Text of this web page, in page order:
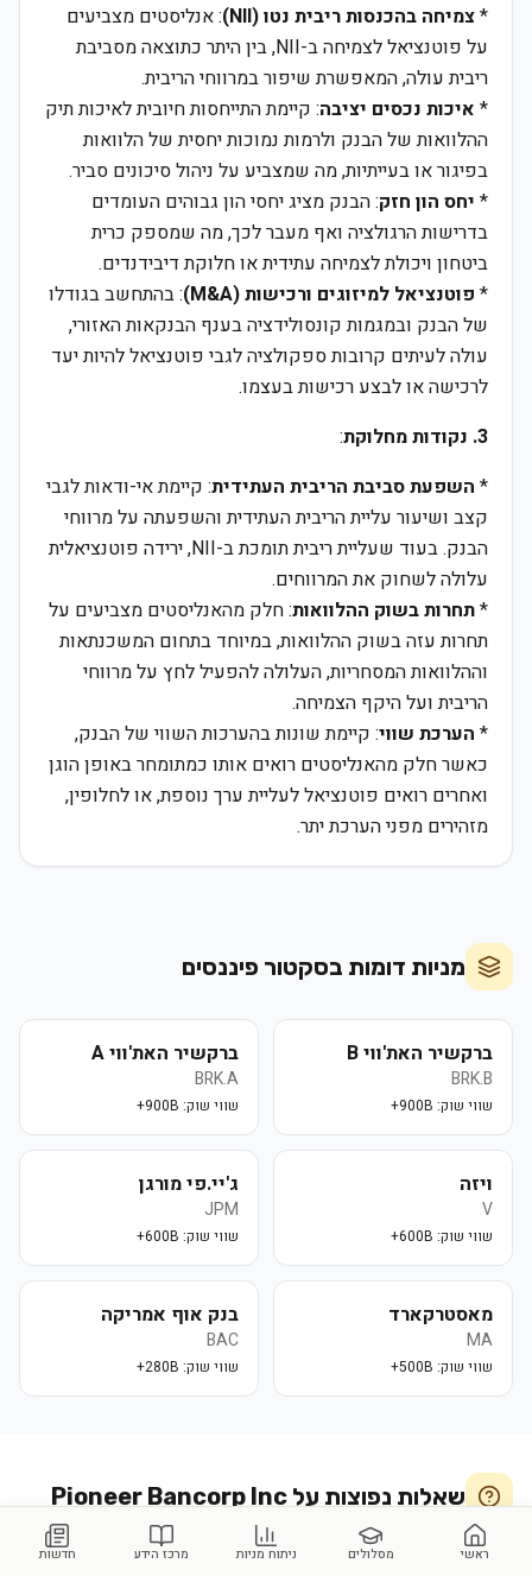
*צמיחה בהכנסות ריבית נטו (NII)
: אנליסטים מצביעים
על פוטנציאל לצמיחה ב-NII, בין היתר כתוצאה מסביבת
ריבית עולה, המאפשרת שיפור במרווחי הריבית.
* איכות נכסים יציבה: קיימת התייחסות חיובית לאיכות תיק
ההלוואות של הבנק ולרמות נמוכות יחסית של הלוואות
בפיגור או בעייתיות, מה שמצביע על ניהול סיכונים סביר.
* יחס הון חזק: הבנק מציג יחסי הון גבוהים העומדים
בדרישות הרגולציה ואף מעבר לכך, מה שמספק כרית
ביטחון ויכולת לצמיחה עתידית או חלוקת דיבידנדים.
* פוטנציאל למיזוגים ורכישות (M&A)
: בהתחשב בגודלו
של הבנק ובמגמות קונסולידציה בענף הבנקאות האזורי,
עולה לעיתים קרובות ספקולציה לגבי פוטנציאל להיות יעד
לרכישה או לבצע רכישות בעצמו.
3. נקודות מחלוקת
:
* השפעת סביבת הריבית העתידית: קיימת אי-ודאות לגבי
קצב ושיעור עליית הריבית העתידית והשפעתה על מרווחי
הבנק. בעוד שעליית ריבית תומכת ב-NII, ירידה פוטנציאלית
עלולה לשחוק את המרווחים.
*תחרות בשוק ההלוואות: חלק מהאנליסטים מצביעים על
תחרות עזה בשוק ההלוואות, במיוחד בתחום המשכנתאות
וההלוואות המסחריות, העלולה להפעיל לחץ על מרווחי
הריבית ועל היקף הצמיחה.
* הערכת שווי: קיימת שונות בהערכות השווי של הבנק,
כאשר חלק מהאנליסטים רואים אותו כמתומחר באופן הוגן
ואחרים רואים פוטנציאל לעליית ערך נוספת, או לחלופין,
מזהירים מפני הערכת יתר.
מניות דומות בסקטור פיננסים
ברקשיר האת'ווי B
BRK.B
שווי שוק: 900B+
ברקשיר האת'ווי A
BRK.A
שווי שוק: 900B+
ויזה
V
שווי שוק: 600B+
ג'יי.פי מורגן
JPM
שווי שוק: 600B+
מאסטרקארד
MA
שווי שוק: 500B+
בנק אוף אמריקה
BAC
שווי שוק: 280B+
שאלות נפוצות על Pioneer Bancorp Inc
ראשי מסלולים ניתוח מניות מרכז הידע חדשות